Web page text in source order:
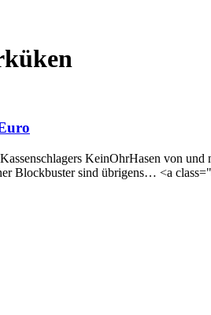
KeinOhrHasen von
Blockbuster sind übrigens… <a